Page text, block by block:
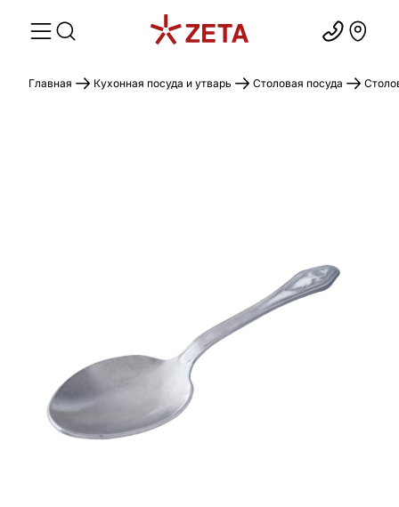
Главная Кухонная посуда и утварь Столовая посуда